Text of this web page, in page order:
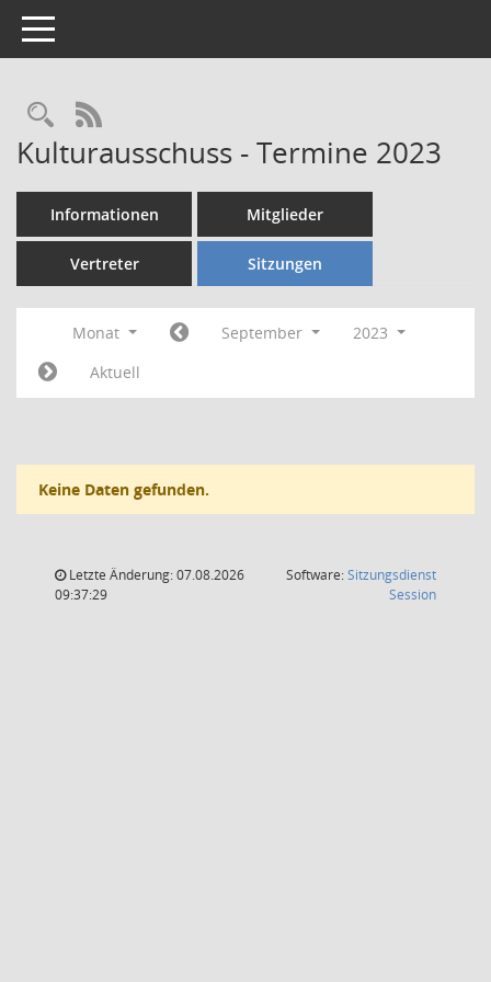
Toggle navigation
Rechercheauswahl
RSS-Feed
Kulturausschuss - Termine 2023
Informationen Mitglieder
Vertreter Sitzungen
Monat September
2023
Aktuell
Keine Daten gefunden.
Letzte Änderung: 07.08.2026
09:37:29
Software:Sitzungsdienst
Session(Wird in